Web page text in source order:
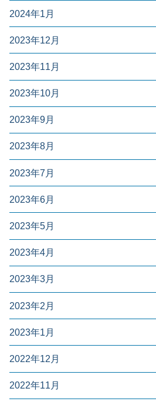
2024年1月
2023年12月
2023年11月
2023年10月
2023年9月
2023年8月
2023年7月
2023年6月
2023年5月
2023年4月
2023年3月
2023年2月
2023年1月
2022年12月
2022年11月